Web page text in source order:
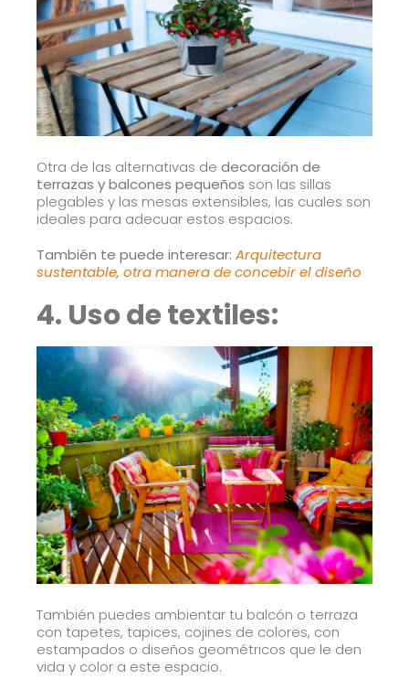
Otra de las alternativas de decoración de
terrazas y balcones pequeños son las sillas
plegables y las mesas extensibles, las cuales son
ideales para adecuar estos espacios.
También te puede interesar: Arquitectura
sustentable, otra manera de concebir el diseño
4. Uso de textiles:
También puedes ambientar tu balcón o terraza
con tapetes, tapices, cojines de colores, con
estampados o diseños geométricos que le den
vida y color a este espacio.